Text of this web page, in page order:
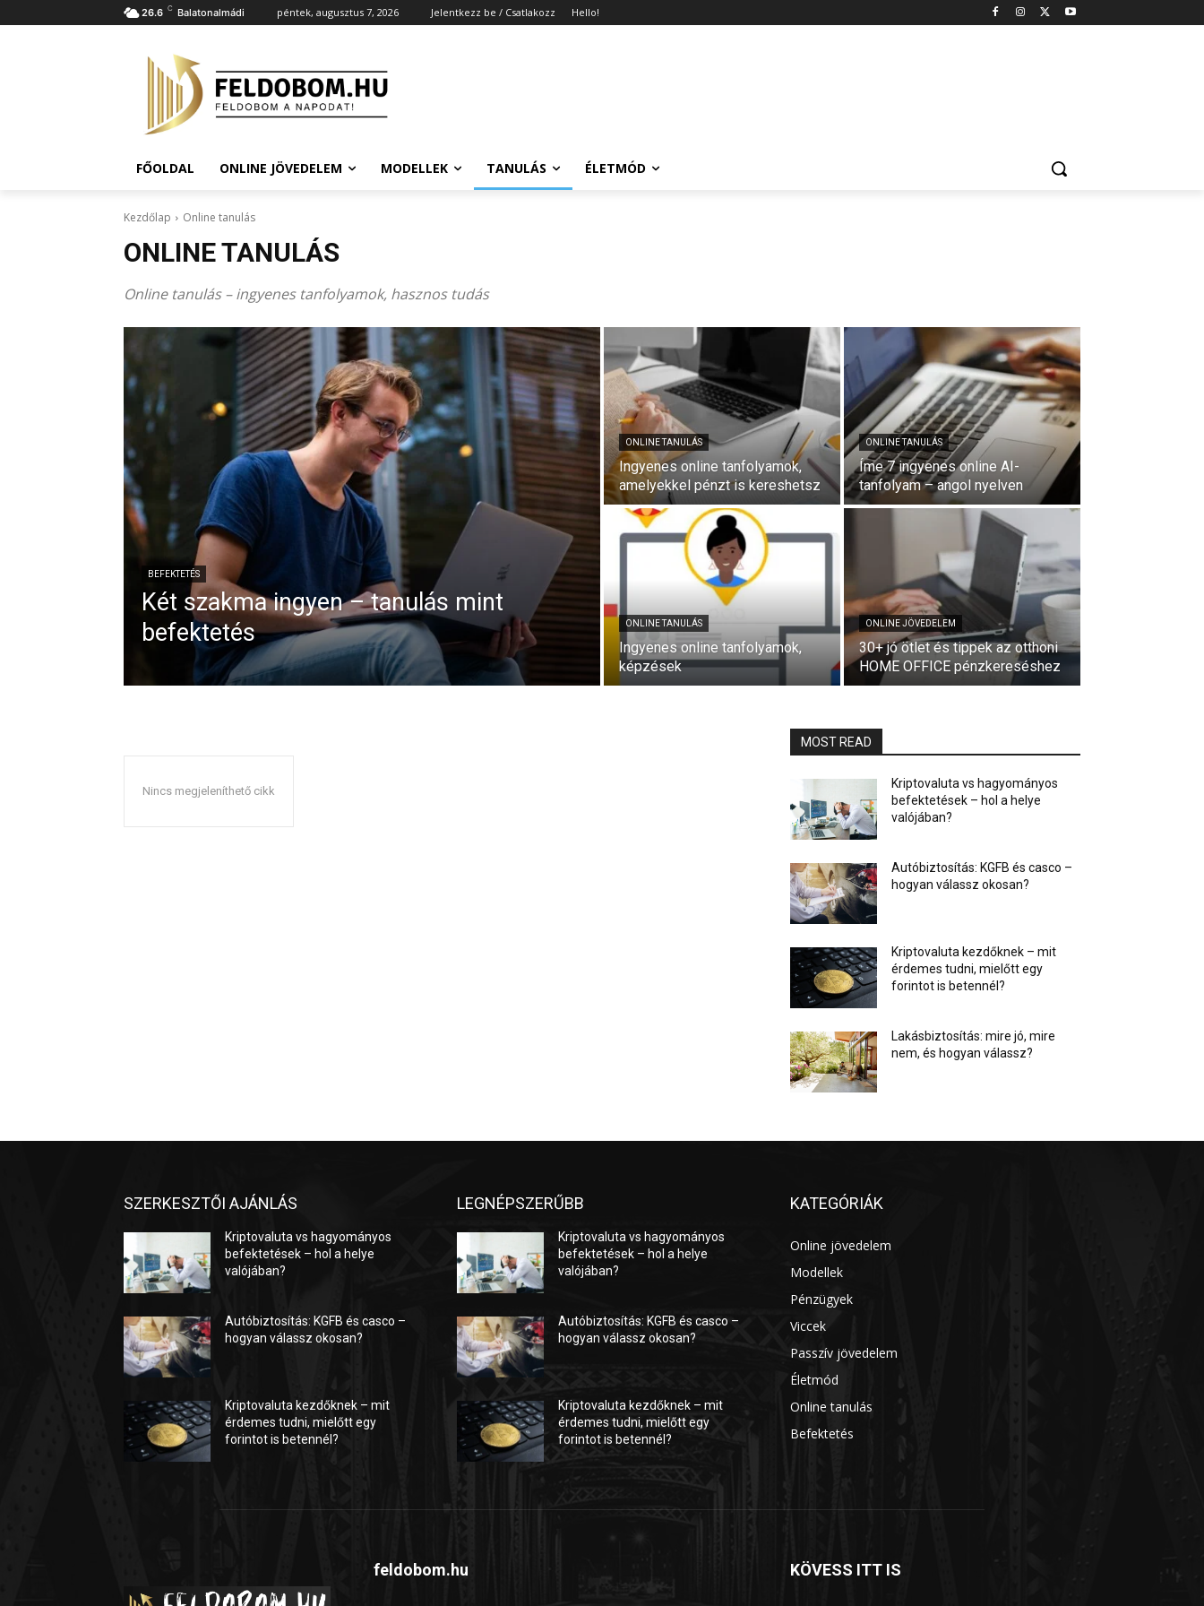
26.6 C Balatonalmádi péntek, augusztus 7, 2026 Jelentkezz be / Csatlakozz Hello!
FŐOLDAL ONLINE JÖVEDELEM MODELLEK TANULÁS ÉLETMÓD
Kezdőlap Online tanulás
ONLINE TANULÁS
Online tanulás – ingyenes tanfolyamok, hasznos tudás
BEFEKTETÉS
Két szakma ingyen – tanulás mint
befektetés
ONLINE TANULÁS
Ingyenes online tanfolyamok,
amelyekkel pénzt is kereshetsz
ONLINE TANULÁS
Íme 7 ingyenes online AI-
tanfolyam – angol nyelven
ONLINE TANULÁS
Ingyenes online tanfolyamok,
képzések
ONLINE JÖVEDELEM
30+ jó ötlet és tippek az otthoni
HOME OFFICE pénzkereséshez
Nincs megjeleníthető cikk
MOST READ
Kriptovaluta vs hagyományos
befektetések – hol a helye
valójában?
Autóbiztosítás: KGFB és casco –
hogyan válassz okosan?
Kriptovaluta kezdőknek – mit
érdemes tudni, mielőtt egy
forintot is betennél?
Lakásbiztosítás: mire jó, mire
nem, és hogyan válassz?
SZERKESZTŐI AJÁNLÁS
Kriptovaluta vs hagyományos
befektetések – hol a helye
valójában?
Autóbiztosítás: KGFB és casco –
hogyan válassz okosan?
Kriptovaluta kezdőknek – mit
érdemes tudni, mielőtt egy
forintot is betennél?
LEGNÉPSZERŰBB
Kriptovaluta vs hagyományos
befektetések – hol a helye
valójában?
Autóbiztosítás: KGFB és casco –
hogyan válassz okosan?
Kriptovaluta kezdőknek – mit
érdemes tudni, mielőtt egy
forintot is betennél?
KATEGÓRIÁK
Online jövedelem
Modellek
Pénzügyek
Viccek
Passzív jövedelem
Életmód
Online tanulás
Befektetés
feldobom.hu KÖVESS ITT IS